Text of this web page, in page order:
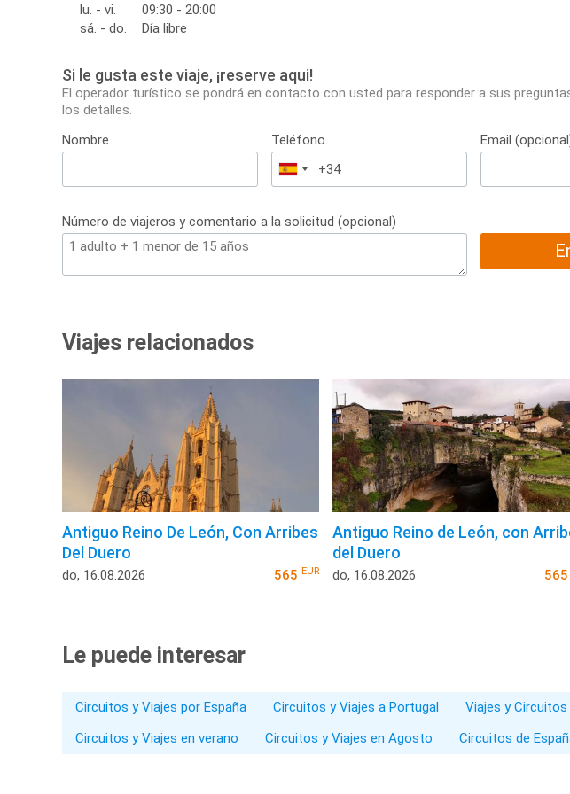
lu. - vi.
09:30 - 20:00
sá. - do.
Día libre
Si le gusta este viaje, ¡reserve aqui!
El operador turístico se pondrá en contacto con usted para responder a sus
los detalles.
Nombre
Teléfono
España
+34
Email
Número de viajeros y comentario a la solicitud (opcional)
Viajes relacionados
Antiguo Reino De León, Con Arribes
Del Duero
do, 16.08.2026 565 EUR
Antiguo Reino de León, con
del Duero
do, 16.08.2026 565
Le puede interesar
Circuitos y Viajes por España Circuitos y Viajes a Portugal Viajes y
Circuitos y Viajes en verano
Circuitos y Viajes en Agosto Circuitos de